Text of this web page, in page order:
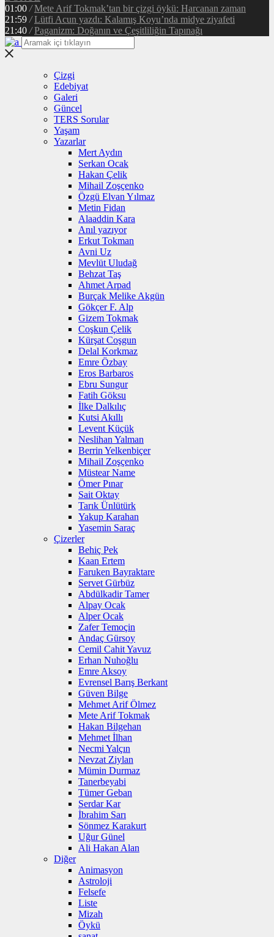
01:00 / Mete Arif Tokmak’tan bir çizgi öykü: Harcanan zaman
21:59 / Lütfi Acun yazdı: Kalamış Koyu’nda midye ziyafeti
21:40 / Paganizm: Doğanın ve Çeşitliliğin Tapınağı
Çizgi
Edebiyat
Galeri
Güncel
TERS Sorular
Yaşam
Yazarlar
Mert Aydın
Serkan Ocak
Hakan Çelik
Mihail Zoşçenko
Özgü Elvan Yılmaz
Metin Fidan
Alaaddin Kara
Anıl yazıyor
Erkut Tokman
Avni Uz
Mevlüt Uludağ
Behzat Taş
Ahmet Arpad
Burçak Melike Akgün
Gökçer F. Alp
Gizem Tokmak
Coşkun Çelik
Kürşat Coşgun
Delal Korkmaz
Emre Özbay
Eros Barbaros
Ebru Sungur
Fatih Göksu
İlke Dalkılıç
Kutsi Akıllı
Levent Küçük
Neslihan Yalman
Berrin Yelkenbiçer
Mihail Zoşçenko
Müstear Name
Ömer Pınar
Sait Oktay
Tarık Ünlütürk
Yakup Karahan
Yasemin Saraç
Çizerler
Behiç Pek
Kaan Ertem
Faruken Bayraktare
Servet Gürbüz
Abdülkadir Tamer
Alpay Ocak
Alper Ocak
Zafer Temoçin
Andaç Gürsoy
Cemil Cahit Yavuz
Erhan Nuhoğlu
Emre Aksoy
Evrensel Barış Berkant
Güven Bilge
Mehmet Arif Ölmez
Mete Arif Tokmak
Hakan Bilgehan
Mehmet İlhan
Necmi Yalçın
Nevzat Ziylan
Mümin Durmaz
Tanerbeyabi
Tümer Geban
Serdar Kar
İbrahim Sarı
Sönmez Karakurt
Uğur Günel
Ali Hakan Alan
Diğer
Animasyon
Astroloji
Felsefe
Liste
Mizah
Öykü